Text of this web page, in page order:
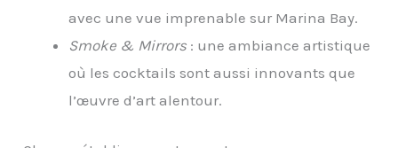
avec une vue imprenable sur Marina Bay.
Smoke & Mirrors : une ambiance artistique
où les cocktails sont aussi innovants que
l’œuvre d’art alentour.